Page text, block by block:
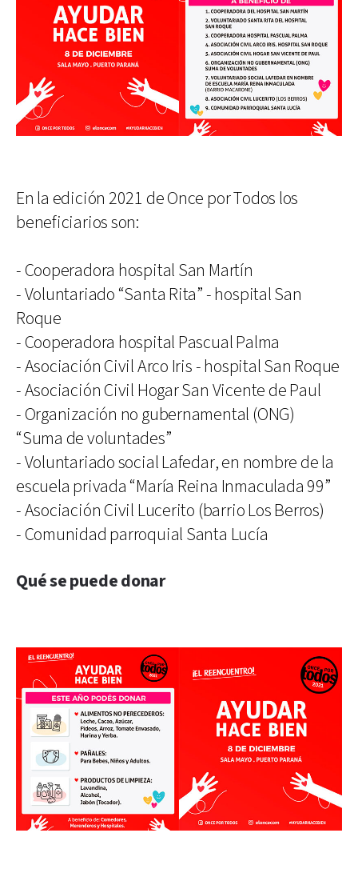
En la edición 2021 de Once por Todos los
beneficiarios son:
- Cooperadora hospital San Martín
- Voluntariado “Santa Rita” - hospital San
Roque
- Cooperadora hospital Pascual Palma
- Asociación Civil Arco Iris - hospital San Roque
- Asociación Civil Hogar San Vicente de Paul
- Organización no gubernamental (ONG)
“Suma de voluntades”
- Voluntariado social Lafedar, en nombre de la
escuela privada “María Reina Inmaculada 99”
- Asociación Civil Lucerito (barrio Los Berros)
- Comunidad parroquial Santa Lucía
Qué se puede donar